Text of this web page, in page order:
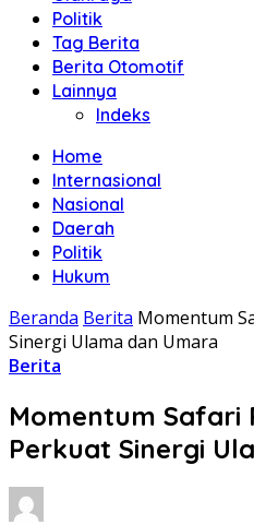
Politik
Tag Berita
Berita Otomotif
Lainnya
Indeks
Home
Internasional
Nasional
Daerah
Politik
Hukum
Beranda Berita Momentum
Sinergi Ulama dan Umara
Berita
Momentum Safari
Perkuat Sinergi